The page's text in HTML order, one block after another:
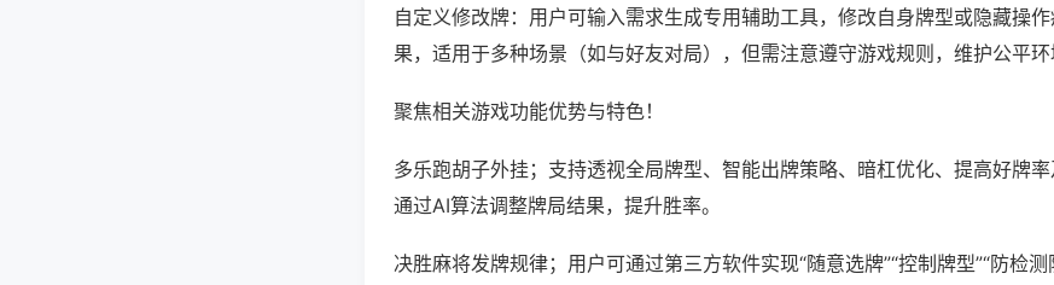
自定义修改牌：用户可输入需求生成专用辅助工具，修改自身牌型或隐藏操作
果，适用于多种场景（如与好友对局），但需注意遵守游戏规则，维护公平环
聚焦相关游戏功能优势与特色！
多乐跑胡子外挂；支持透视全局牌型、智能出牌策略、暗杠优化、提高好牌率
通过AI算法调整牌局结果，提升胜率。
决胜麻将发牌规律；用户可通过第三方软件实现“随意选牌”“控制牌型”“防检